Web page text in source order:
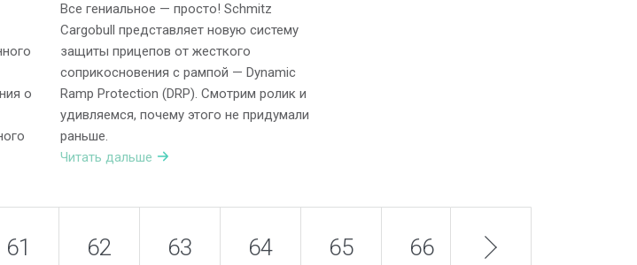
о
Все гениальное — просто! Schmitz
Cargobull представляет новую систему
защиты прицепов от жесткого
соприкосновения с рампой — Dynamic
Ramp Protection (DRP). Смотрим ролик и
удивляемся, почему этого не придумали
раньше.
Читать дальше
61 62 63 64 65 66 67
next